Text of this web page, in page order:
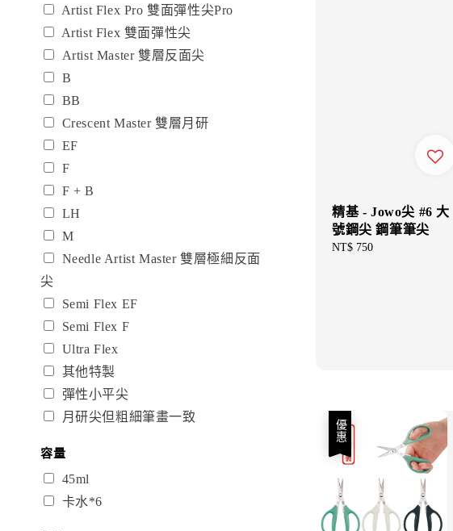
Artist Flex Pro 雙面彈性尖Pro
Artist Flex 雙面彈性尖
Artist Master 雙層反面尖
B
BB
Crescent Master 雙層月研
EF
F
F + B
LH
M
Needle Artist Master 雙層極細反面
尖
Semi Flex EF
Semi Flex F
Ultra Flex
其他特製
彈性小平尖
月研尖但粗細筆畫一致
容量
45ml
卡水*6
精基 - Jowo尖 #6 大
號鋼尖 鋼筆筆尖
Regular
NT$ 750
優惠